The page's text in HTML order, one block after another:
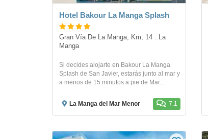
Hotel Bakour La Manga Splash
Gran Vía De La Manga, Km, 14 . La
Manga
Si decides alojarte en Bakour La Manga
Splash de San Javier, estarás junto al mar y
a menos de 15 minutos a pie de Mar...
La Manga del Mar Menor 7.1